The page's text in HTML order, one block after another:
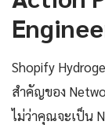
Shopify
สำคัญของ
ไม่ว่าคุณจะเป็น